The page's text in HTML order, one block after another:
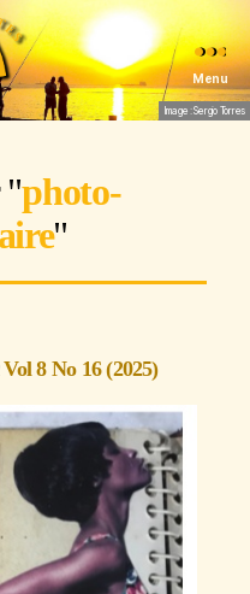
Menu
Image : Sergio Torres
"photo-
"
Vol 8 No 16 (2025)